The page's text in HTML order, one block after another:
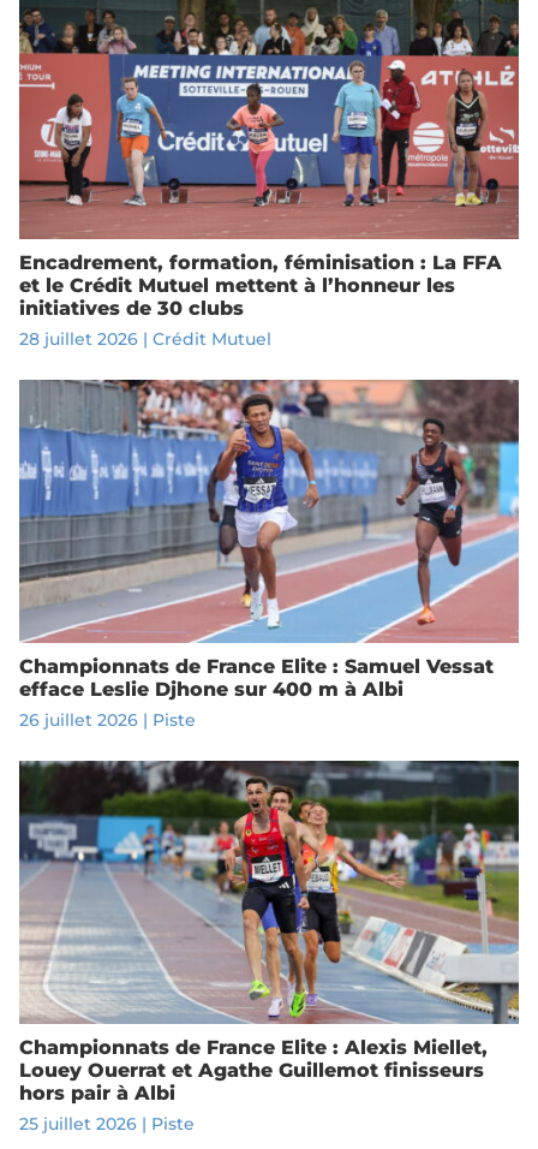
Encadrement, formation, féminisation : La FFA
et le Crédit Mutuel mettent à l’honneur les
initiatives de 30 clubs
28 juillet 2026| Crédit Mutuel
Championnats de France Elite : Samuel Vessat
efface Leslie Djhone sur 400 m à Albi
26 juillet 2026| Piste
Championnats de France Elite : Alexis Miellet,
Louey Ouerrat et Agathe Guillemot finisseurs
hors pair à Albi
25 juillet 2026| Piste